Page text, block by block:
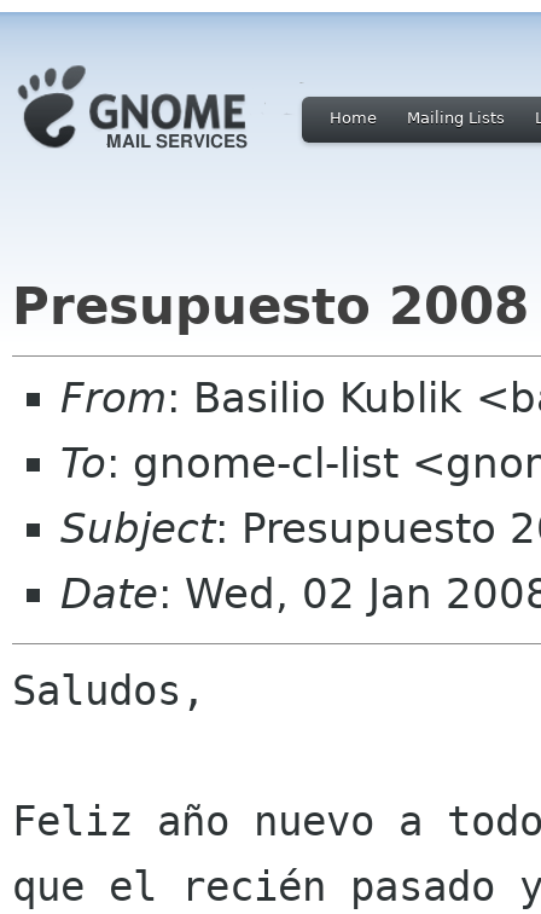
Home Mailing Lists
Presupuesto
From: Basilio Kublik
To: gnome-cl-list
Subject: Presupuesto
Date: Wed, 02 Jan
Saludos,
Feliz año nuevo a
que el recién pasado